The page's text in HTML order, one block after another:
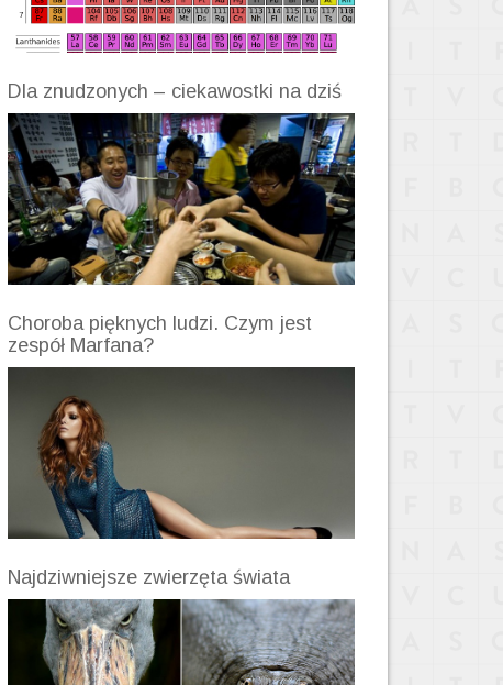
Dla znudzonych – ciekawostki na dziś
Choroba pięknych ludzi. Czym jest
zespół Marfana?
Najdziwniejsze zwierzęta świata